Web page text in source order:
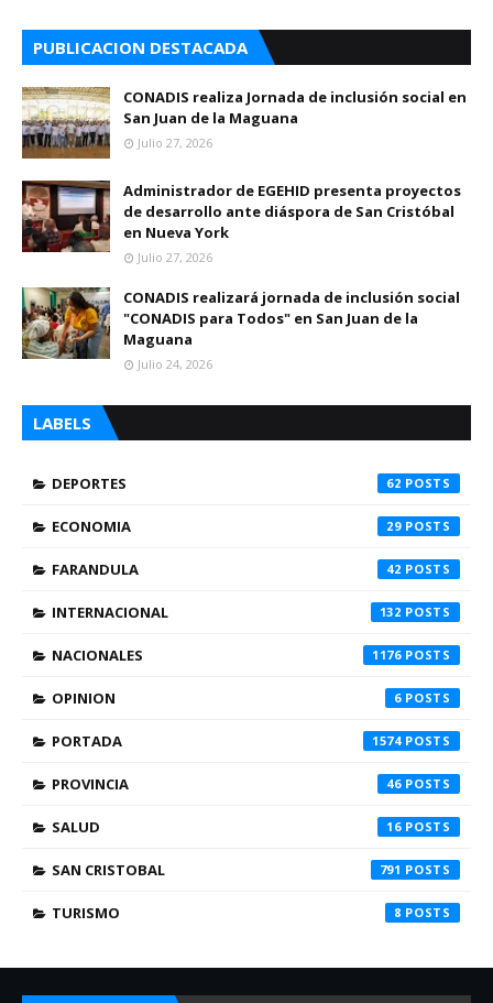
PUBLICACION DESTACADA
CONADIS realiza Jornada de inclusión social en
San Juan de la Maguana
Julio 27, 2026
Administrador de EGEHID presenta proyectos
de desarrollo ante diáspora de San Cristóbal
en Nueva York
Julio 27, 2026
CONADIS realizará jornada de inclusión social
"CONADIS para Todos" en San Juan de la
Maguana
Julio 24, 2026
LABELS
DEPORTES 62
ECONOMIA 29
FARANDULA 42
INTERNACIONAL 132
NACIONALES 1176
OPINION 6
PORTADA 1574
PROVINCIA 46
SALUD 16
SAN CRISTOBAL 791
TURISMO 8